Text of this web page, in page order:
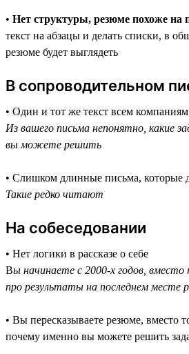
• Нет структуры, резюме похоже на
текст на абзацы и делать списки, в
резюме будет выглядеть
В сопроводительном
• Один и тот же текст всем компаниям
Из вашего письма непонятно, какие
вы можете решить
• Слишком длинные письма, которые
Такие редко читают
На собеседовании
• Нет логики в рассказе о себе
Вы начинаете с 2000-х годов,
про результаты на последнем месте
• Вы пересказываете резюме, вместо
почему именно вы можете решить